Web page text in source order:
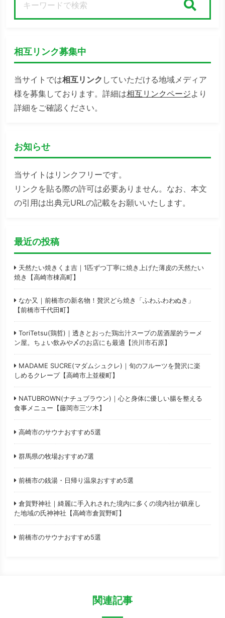
相互リンク募集中
当サイトでは相互リンク していただける地域メディア
様を募集しております。詳細は相互リンクページより
詳細をご確認ください。
お知らせ
当サイトはリンクフリーです。
リンクを貼る際の許可は必要ありません。なお、本文
の引用は出典元URLの記載をお願いいたします。
最近の投稿
天然たい焼きくま吉｜1匹ずつ丁寧に焼き上げた薄皮の天然たい
焼き【高崎市棟高町】
なか又｜前橋市の新名物！贅沢どら焼き「ふわふわわぬき」
【前橋市千代田町】
ToriTetsu(鶏哲)｜透きとおった鶏出汁スープの居酒屋的ラーメ
ン屋。ちょい飲みや〆のお店にも最適【渋川市石原】
MADAME SUCRE(マダムシュクレ)｜旬のフルーツを贅沢に楽
しめるクレープ【高崎市上並榎町】
NATUBROWN(ナチュブラウン)｜心と身体に優しい腸を整える
食事メニュー【藤岡市三ツ木】
高崎市のサウナおすすめ5選
群馬県の牧場おすすめ7選
前橋市の銭湯・日帰り温泉おすすめ5選
倉賀野神社｜綺麗に手入れされた境内に多くの境内社が鎮座し
た地域の氏神神社【高崎市倉賀野町】
前橋市のサウナおすすめ5選
関連記事